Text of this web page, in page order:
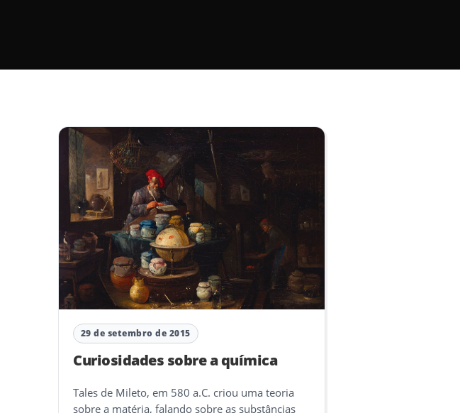
29 de setembro de 2015
Curiosidades sobre a química
Tales de Mileto, em 580 a.C. criou uma teoria
sobre a matéria, falando sobre as substâncias